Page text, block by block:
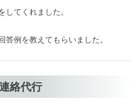
してくれました。
答例を教えてもらいました。
絡代行